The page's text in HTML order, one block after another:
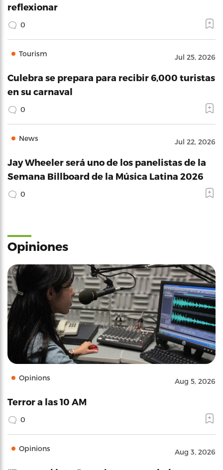
reflexionar
0
Tourism Jul 25, 2026
Culebra se prepara para recibir 6,000 turistas
en su carnaval
0
News Jul 22, 2026
Jay Wheeler será uno de los panelistas de la
Semana Billboard de la Música Latina 2026
0
Opiniones
Opinions Aug 5, 2026
Terror a las 10 AM
0
Opinions Aug 3, 2026